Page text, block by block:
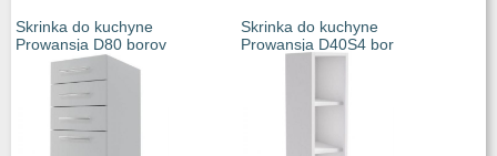
Skrinka do kuchyne
Prowansja D80 borov
Skrinka do kuchyne
Prowansja D40S4 bor